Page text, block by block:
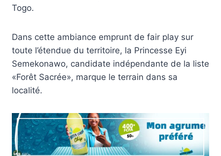
Togo.
Dans cette ambiance emprunt de fair play sur
toute l’étendue du territoire, la Princesse Eyi
Semekonawo, candidate indépendante de la liste
«Forêt Sacrée», marque le terrain dans sa
localité.